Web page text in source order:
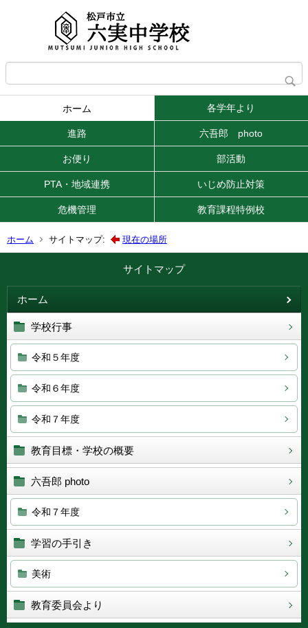
ホーム 各学年より
進路 六吾郎 photo
お便り 部活動
PTA・地域連携 いじめ防止対策
危機管理 教育課程特例校
ホーム サイトマップ: 現在の場所
サイトマップ
ホーム
学校行事
令和５年度
令和６年度
令和７年度
教育目標・学校の概要
六吾郎 photo
令和７年度
学習の手引き
美術
教育委員会より